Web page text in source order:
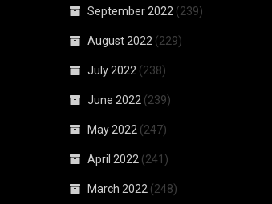
September 2022 (239)
August 2022 (229)
July 2022 (238)
June 2022 (239)
May 2022 (247)
April 2022 (241)
March 2022 (248)